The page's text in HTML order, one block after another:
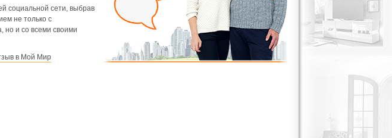
социальной сети, выбрав
не только с
но и со всеми своими
в Мой Мир